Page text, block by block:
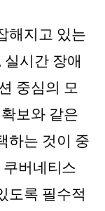
해지고 있는
실시간 장애
중심의 모
보와 같은
하는 것이 중
버네티스
도록 필수적